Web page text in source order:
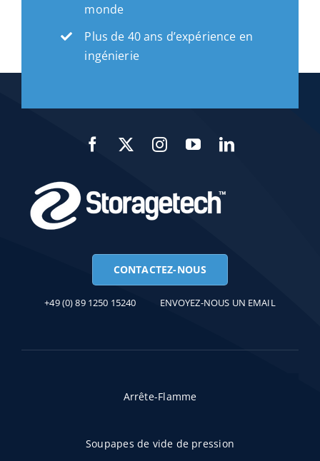
monde
Plus de 40 ans d’expérience en
ingénierie
CONTACTEZ-NOUS
Arrête-Flamme
Soupapes de vide de pression
+49 (0) 89 1250 15240 ENVOYEZ-NOUS UN EMAIL